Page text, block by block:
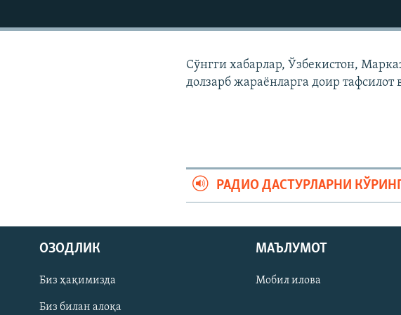
На русском
ИЖТИМОИЙ ТАРМОҚЛАР
Сўнгги хабарлар, Ўзбекистон,
долзарб жараëнларга доир
РАДИО ДАСТУРЛАРНИ КЎРИНГ
ОЗОДЛИК
Биз ҳақимизда
Биз билан алоқа
МАЪЛУМОТ
Мобил илова